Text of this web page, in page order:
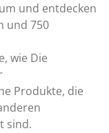
und entdecken
und 750
wie Die
Produkte, die
sind.